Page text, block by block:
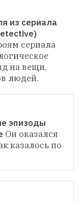
из сериала
сериала
на вещи,
людей.
эпизоды
Он оказался
казалось по